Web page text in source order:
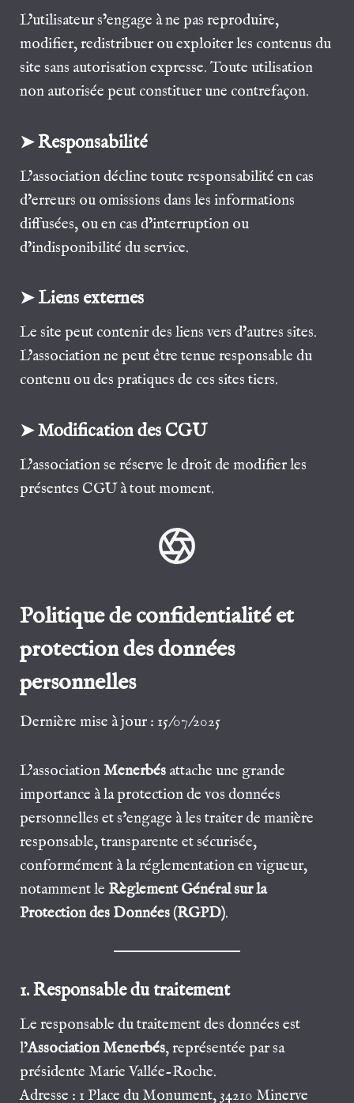
L’utilisateur s’engage à ne pas reproduire,
modifier, redistribuer ou exploiter les contenus du
site sans autorisation expresse. Toute utilisation
non autorisée peut constituer une contrefaçon.
➤ Responsabilité
L’association décline toute responsabilité en cas
d’erreurs ou omissions dans les informations
diffusées, ou en cas d’interruption ou
d’indisponibilité du service.
➤ Liens externes
Le site peut contenir des liens vers d’autres sites.
L’association ne peut être tenue responsable du
contenu ou des pratiques de ces sites tiers.
➤ Modification des CGU
L’association se réserve le droit de modifier les
présentes CGU à tout moment.
Politique de confidentialité et
protection des données
personnelles
Dernière mise à jour : 15/07/2025
L’association Menerbés attache une grande
importance à la protection de vos données
personnelles et s’engage à les traiter de manière
responsable, transparente et sécurisée,
conformément à la réglementation en vigueur,
notamment le Règlement Général sur la
Protection des Données (RGPD).
1. Responsable du traitement
Le responsable du traitement des données est
l’Association Menerbés, représentée par sa
présidente Marie Vallée-Roche.
Adresse : 1 Place du Monument, 34210 Minerve